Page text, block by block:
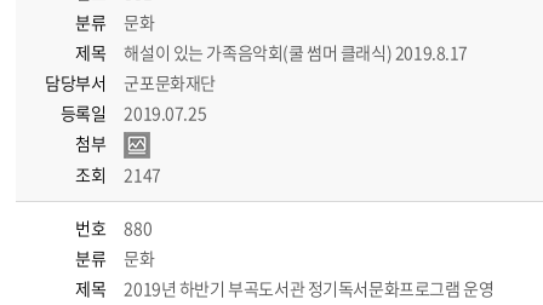
분류
문화
제목
해설이 있는 가족음악회(쿨 썸머 클래식) 2019.8.17
담당부서
군포문화재단
등록일
2019.07.25
첨부
조회
2147
번호
880
분류
문화
제목
2019년 하반기 부곡도서관 정기독서문화프로그램 운영